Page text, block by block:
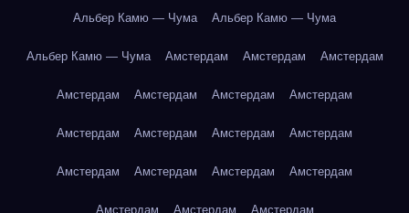
Альбер Камю — Чума Альбер Камю — Чума
Альбер Камю — Чума Амстердам Амстердам Амстердам
Амстердам Амстердам Амстердам Амстердам
Амстердам Амстердам Амстердам Амстердам
Амстердам Амстердам Амстердам Амстердам
Амстердам Амстердам Амстердам